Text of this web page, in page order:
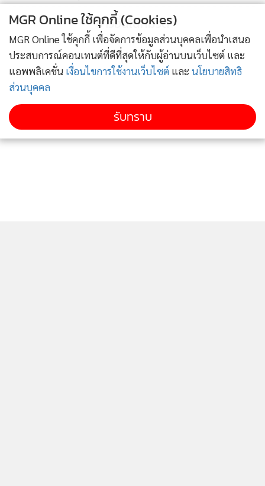
ข่าวอื่นในหมวด
MGR Online ใช้คุกกี้ (Cookies)
MGR Online ใช้คุกกี้ เพื่อจัดการข้อมูลส่วนบุคคลเพื่อนำเสนอ
ประสบการณ์คอนเทนต์ที่ดีที่สุดให้กับผู้อ่านบนเว็บไซต์ และ
แอพพลิเคชั่น เงื่อนไขการใช้งานเว็บไซต์ และ นโยบายสิทธิ
ส่วนบุคคล
รับทราบ